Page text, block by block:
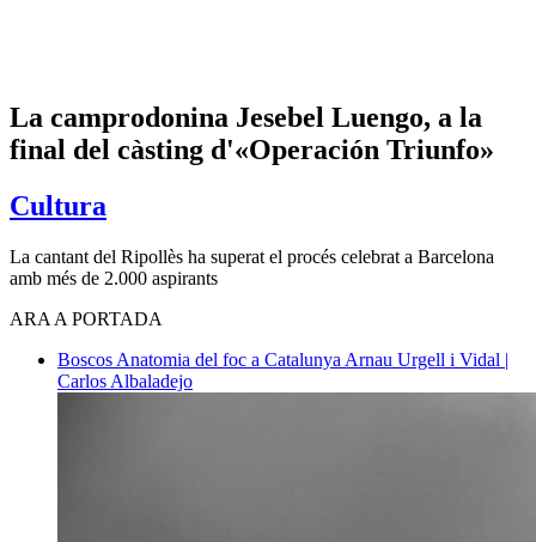
La camprodonina Jesebel Luengo, a la
final del càsting d'«Operación Triunfo»
Cultura
La cantant del Ripollès ha superat el procés celebrat a Barcelona
amb més de 2.000 aspirants
ARA A PORTADA
Boscos Anatomia del foc a Catalunya Arnau Urgell i Vidal |
Carlos Albaladejo